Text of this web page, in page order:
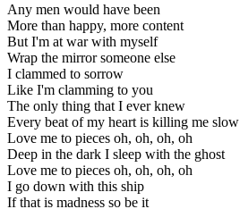
Any men would have been
More than happy, more content
But I'm at war with myself
Wrap the mirror someone else
I clammed to sorrow
Like I'm clamming to you
The only thing that I ever knew
Every beat of my heart is killing me slow
Love me to pieces oh, oh, oh, oh
Deep in the dark I sleep with the ghost
Love me to pieces oh, oh, oh, oh
I go down with this ship
If that is madness so be it